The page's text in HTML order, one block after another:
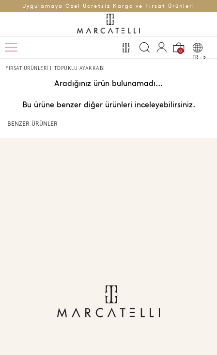
Uygulamaya Özel Ücretsiz Kargo ve Fırsat Ürünleri
0
TR - t
FIRSAT ÜRÜNLERİ | TOPUKLU AYAKKABI
Aradığınız ürün bulunamadı...
Bu ürüne benzer diğer ürünleri inceleyebilirsiniz.
BENZER ÜRÜNLER